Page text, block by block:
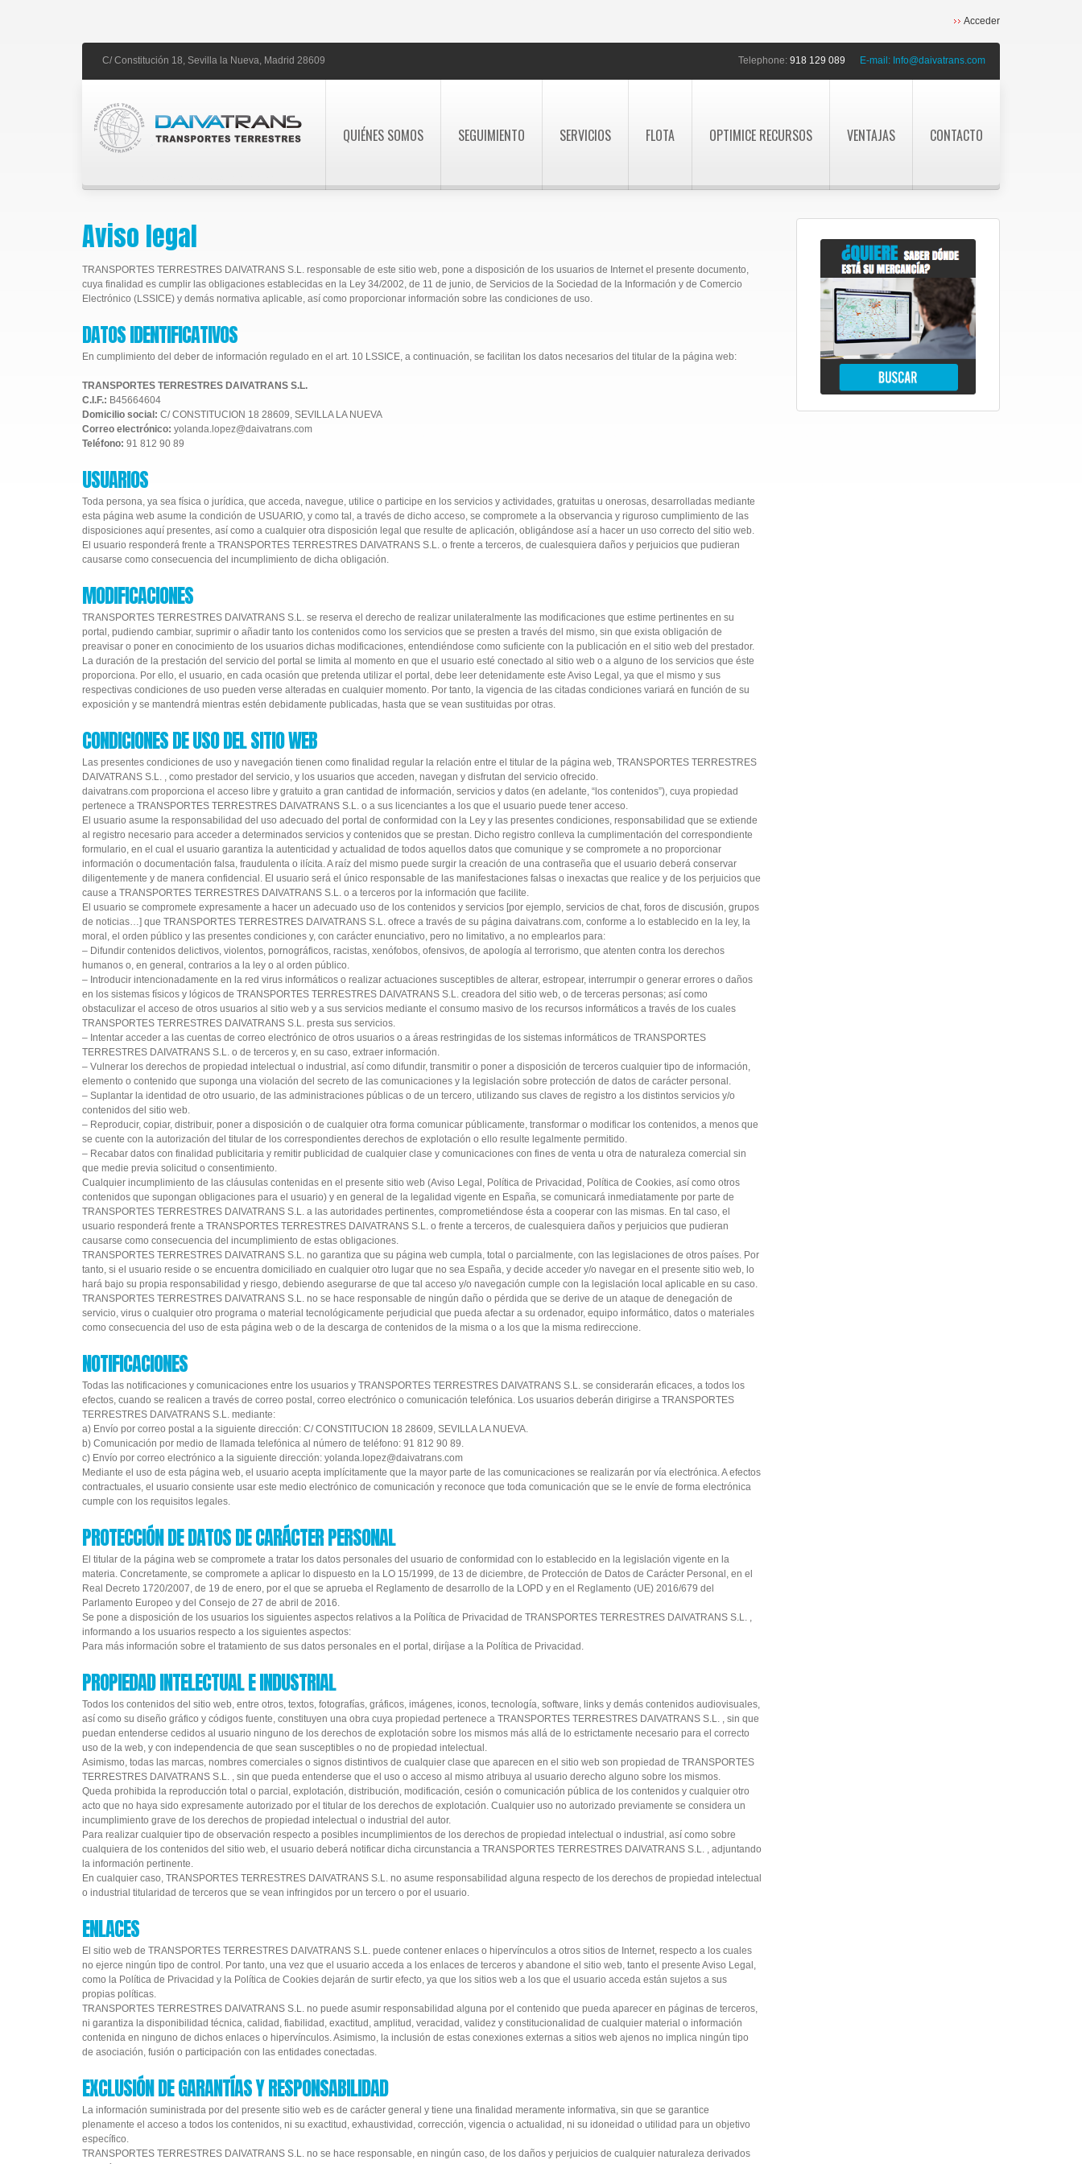
Acceder
C/ Constitución 18, Sevilla la Nueva, Madrid 28609 Telephone: 918 129 089 E-mail: Info@daivatrans.com
QUIÉNES SOMOS SEGUIMIENTO SERVICIOS FLOTA OPTIMICE RECURSOS VENTAJAS CONTACTO
Aviso legal
TRANSPORTES TERRESTRES DAIVATRANS S.L. responsable de este sitio web, pone a disposición de los usuarios de Internet el presente documento,
cuya finalidad es cumplir las obligaciones establecidas en la Ley 34/2002, de 11 de junio, de Servicios de la Sociedad de la Información y de Comercio
Electrónico (LSSICE) y demás normativa aplicable, así como proporcionar información sobre las condiciones de uso.
DATOS IDENTIFICATIVOS
En cumplimiento del deber de información regulado en el art. 10 LSSICE, a continuación, se facilitan los datos necesarios del titular de la página web:
TRANSPORTES TERRESTRES DAIVATRANS S.L.
C.I.F.: B45664604
Domicilio social: C/ CONSTITUCION 18 28609, SEVILLA LA NUEVA
Correo electrónico: yolanda.lopez@daivatrans.com
Teléfono: 91 812 90 89
USUARIOS
Toda persona, ya sea física o jurídica, que acceda, navegue, utilice o participe en los servicios y actividades, gratuitas u onerosas, desarrolladas mediante
esta página web asume la condición de USUARIO, y como tal, a través de dicho acceso, se compromete a la observancia y riguroso cumplimiento de las
disposiciones aquí presentes, así como a cualquier otra disposición legal que resulte de aplicación, obligándose así a hacer un uso correcto del sitio web.
El usuario responderá frente a TRANSPORTES TERRESTRES DAIVATRANS S.L. o frente a terceros, de cualesquiera daños y perjuicios que pudieran
causarse como consecuencia del incumplimiento de dicha obligación.
MODIFICACIONES
TRANSPORTES TERRESTRES DAIVATRANS S.L. se reserva el derecho de realizar unilateralmente las modificaciones que estime pertinentes en su
portal, pudiendo cambiar, suprimir o añadir tanto los contenidos como los servicios que se presten a través del mismo, sin que exista obligación de
preavisar o poner en conocimiento de los usuarios dichas modificaciones, entendiéndose como suficiente con la publicación en el sitio web del prestador.
La duración de la prestación del servicio del portal se limita al momento en que el usuario esté conectado al sitio web o a alguno de los servicios que éste
proporciona. Por ello, el usuario, en cada ocasión que pretenda utilizar el portal, debe leer detenidamente este Aviso Legal, ya que el mismo y sus
respectivas condiciones de uso pueden verse alteradas en cualquier momento. Por tanto, la vigencia de las citadas condiciones variará en función de su
exposición y se mantendrá mientras estén debidamente publicadas, hasta que se vean sustituidas por otras.
CONDICIONES DE USO DEL SITIO WEB
Las presentes condiciones de uso y navegación tienen como finalidad regular la relación entre el titular de la página web, TRANSPORTES TERRESTRES
DAIVATRANS S.L. , como prestador del servicio, y los usuarios que acceden, navegan y disfrutan del servicio ofrecido.
daivatrans.com proporciona el acceso libre y gratuito a gran cantidad de información, servicios y datos (en adelante, “los contenidos”), cuya propiedad
pertenece a TRANSPORTES TERRESTRES DAIVATRANS S.L. o a sus licenciantes a los que el usuario puede tener acceso.
El usuario asume la responsabilidad del uso adecuado del portal de conformidad con la Ley y las presentes condiciones, responsabilidad que se extiende
al registro necesario para acceder a determinados servicios y contenidos que se prestan. Dicho registro conlleva la cumplimentación del correspondiente
formulario, en el cual el usuario garantiza la autenticidad y actualidad de todos aquellos datos que comunique y se compromete a no proporcionar
información o documentación falsa, fraudulenta o ilícita. A raíz del mismo puede surgir la creación de una contraseña que el usuario deberá conservar
diligentemente y de manera confidencial. El usuario será el único responsable de las manifestaciones falsas o inexactas que realice y de los perjuicios que
cause a TRANSPORTES TERRESTRES DAIVATRANS S.L. o a terceros por la información que facilite.
El usuario se compromete expresamente a hacer un adecuado uso de los contenidos y servicios [por ejemplo, servicios de chat, foros de discusión, grupos
de noticias…] que TRANSPORTES TERRESTRES DAIVATRANS S.L. ofrece a través de su página daivatrans.com, conforme a lo establecido en la ley, la
moral, el orden público y las presentes condiciones y, con carácter enunciativo, pero no limitativo, a no emplearlos para:
– Difundir contenidos delictivos, violentos, pornográficos, racistas, xenófobos, ofensivos, de apología al terrorismo, que atenten contra los derechos
humanos o, en general, contrarios a la ley o al orden público.
– Introducir intencionadamente en la red virus informáticos o realizar actuaciones susceptibles de alterar, estropear, interrumpir o generar errores o daños
en los sistemas físicos y lógicos de TRANSPORTES TERRESTRES DAIVATRANS S.L. creadora del sitio web, o de terceras personas; así como
obstaculizar el acceso de otros usuarios al sitio web y a sus servicios mediante el consumo masivo de los recursos informáticos a través de los cuales
TRANSPORTES TERRESTRES DAIVATRANS S.L. presta sus servicios.
– Intentar acceder a las cuentas de correo electrónico de otros usuarios o a áreas restringidas de los sistemas informáticos de TRANSPORTES
TERRESTRES DAIVATRANS S.L. o de terceros y, en su caso, extraer información.
– Vulnerar los derechos de propiedad intelectual o industrial, así como difundir, transmitir o poner a disposición de terceros cualquier tipo de información,
elemento o contenido que suponga una violación del secreto de las comunicaciones y la legislación sobre protección de datos de carácter personal.
– Suplantar la identidad de otro usuario, de las administraciones públicas o de un tercero, utilizando sus claves de registro a los distintos servicios y/o
contenidos del sitio web.
– Reproducir, copiar, distribuir, poner a disposición o de cualquier otra forma comunicar públicamente, transformar o modificar los contenidos, a menos que
se cuente con la autorización del titular de los correspondientes derechos de explotación o ello resulte legalmente permitido.
– Recabar datos con finalidad publicitaria y remitir publicidad de cualquier clase y comunicaciones con fines de venta u otra de naturaleza comercial sin
que medie previa solicitud o consentimiento.
Cualquier incumplimiento de las cláusulas contenidas en el presente sitio web (Aviso Legal, Política de Privacidad, Política de Cookies, así como otros
contenidos que supongan obligaciones para el usuario) y en general de la legalidad vigente en España, se comunicará inmediatamente por parte de
TRANSPORTES TERRESTRES DAIVATRANS S.L. a las autoridades pertinentes, comprometiéndose ésta a cooperar con las mismas. En tal caso, el
usuario responderá frente a TRANSPORTES TERRESTRES DAIVATRANS S.L. o frente a terceros, de cualesquiera daños y perjuicios que pudieran
causarse como consecuencia del incumplimiento de estas obligaciones.
TRANSPORTES TERRESTRES DAIVATRANS S.L. no garantiza que su página web cumpla, total o parcialmente, con las legislaciones de otros países. Por
tanto, si el usuario reside o se encuentra domiciliado en cualquier otro lugar que no sea España, y decide acceder y/o navegar en el presente sitio web, lo
hará bajo su propia responsabilidad y riesgo, debiendo asegurarse de que tal acceso y/o navegación cumple con la legislación local aplicable en su caso.
TRANSPORTES TERRESTRES DAIVATRANS S.L. no se hace responsable de ningún daño o pérdida que se derive de un ataque de denegación de
servicio, virus o cualquier otro programa o material tecnológicamente perjudicial que pueda afectar a su ordenador, equipo informático, datos o materiales
como consecuencia del uso de esta página web o de la descarga de contenidos de la misma o a los que la misma redireccione.
NOTIFICACIONES
Todas las notificaciones y comunicaciones entre los usuarios y TRANSPORTES TERRESTRES DAIVATRANS S.L. se considerarán eficaces, a todos los
efectos, cuando se realicen a través de correo postal, correo electrónico o comunicación telefónica. Los usuarios deberán dirigirse a TRANSPORTES
TERRESTRES DAIVATRANS S.L. mediante:
a) Envío por correo postal a la siguiente dirección: C/ CONSTITUCION 18 28609, SEVILLA LA NUEVA.
b) Comunicación por medio de llamada telefónica al número de teléfono: 91 812 90 89.
c) Envío por correo electrónico a la siguiente dirección: yolanda.lopez@daivatrans.com
Mediante el uso de esta página web, el usuario acepta implícitamente que la mayor parte de las comunicaciones se realizarán por vía electrónica. A efectos
contractuales, el usuario consiente usar este medio electrónico de comunicación y reconoce que toda comunicación que se le envíe de forma electrónica
cumple con los requisitos legales.
PROTECCIÓN DE DATOS DE CARÁCTER PERSONAL
El titular de la página web se compromete a tratar los datos personales del usuario de conformidad con lo establecido en la legislación vigente en la
materia. Concretamente, se compromete a aplicar lo dispuesto en la LO 15/1999, de 13 de diciembre, de Protección de Datos de Carácter Personal, en el
Real Decreto 1720/2007, de 19 de enero, por el que se aprueba el Reglamento de desarrollo de la LOPD y en el Reglamento (UE) 2016/679 del
Parlamento Europeo y del Consejo de 27 de abril de 2016.
Se pone a disposición de los usuarios los siguientes aspectos relativos a la Política de Privacidad de TRANSPORTES TERRESTRES DAIVATRANS S.L. ,
informando a los usuarios respecto a los siguientes aspectos:
Para más información sobre el tratamiento de sus datos personales en el portal, diríjase a la Política de Privacidad.
PROPIEDAD INTELECTUAL E INDUSTRIAL
Todos los contenidos del sitio web, entre otros, textos, fotografías, gráficos, imágenes, iconos, tecnología, software, links y demás contenidos audiovisuales,
así como su diseño gráfico y códigos fuente, constituyen una obra cuya propiedad pertenece a TRANSPORTES TERRESTRES DAIVATRANS S.L. , sin que
puedan entenderse cedidos al usuario ninguno de los derechos de explotación sobre los mismos más allá de lo estrictamente necesario para el correcto
uso de la web, y con independencia de que sean susceptibles o no de propiedad intelectual.
Asimismo, todas las marcas, nombres comerciales o signos distintivos de cualquier clase que aparecen en el sitio web son propiedad de TRANSPORTES
TERRESTRES DAIVATRANS S.L. , sin que pueda entenderse que el uso o acceso al mismo atribuya al usuario derecho alguno sobre los mismos.
Queda prohibida la reproducción total o parcial, explotación, distribución, modificación, cesión o comunicación pública de los contenidos y cualquier otro
acto que no haya sido expresamente autorizado por el titular de los derechos de explotación. Cualquier uso no autorizado previamente se considera un
incumplimiento grave de los derechos de propiedad intelectual o industrial del autor.
Para realizar cualquier tipo de observación respecto a posibles incumplimientos de los derechos de propiedad intelectual o industrial, así como sobre
cualquiera de los contenidos del sitio web, el usuario deberá notificar dicha circunstancia a TRANSPORTES TERRESTRES DAIVATRANS S.L. , adjuntando
la información pertinente.
En cualquier caso, TRANSPORTES TERRESTRES DAIVATRANS S.L. no asume responsabilidad alguna respecto de los derechos de propiedad intelectual
o industrial titularidad de terceros que se vean infringidos por un tercero o por el usuario.
ENLACES
El sitio web de TRANSPORTES TERRESTRES DAIVATRANS S.L. puede contener enlaces o hipervínculos a otros sitios de Internet, respecto a los cuales
no ejerce ningún tipo de control. Por tanto, una vez que el usuario acceda a los enlaces de terceros y abandone el sitio web, tanto el presente Aviso Legal,
como la Política de Privacidad y la Política de Cookies dejarán de surtir efecto, ya que los sitios web a los que el usuario acceda están sujetos a sus
propias políticas.
TRANSPORTES TERRESTRES DAIVATRANS S.L. no puede asumir responsabilidad alguna por el contenido que pueda aparecer en páginas de terceros,
ni garantiza la disponibilidad técnica, calidad, fiabilidad, exactitud, amplitud, veracidad, validez y constitucionalidad de cualquier material o información
contenida en ninguno de dichos enlaces o hipervínculos. Asimismo, la inclusión de estas conexiones externas a sitios web ajenos no implica ningún tipo
de asociación, fusión o participación con las entidades conectadas.
EXCLUSIÓN DE GARANTÍAS Y RESPONSABILIDAD
La información suministrada por del presente sitio web es de carácter general y tiene una finalidad meramente informativa, sin que se garantice
plenamente el acceso a todos los contenidos, ni su exactitud, exhaustividad, corrección, vigencia o actualidad, ni su idoneidad o utilidad para un objetivo
específico.
TRANSPORTES TERRESTRES DAIVATRANS S.L. no se hace responsable, en ningún caso, de los daños y perjuicios de cualquier naturaleza derivados